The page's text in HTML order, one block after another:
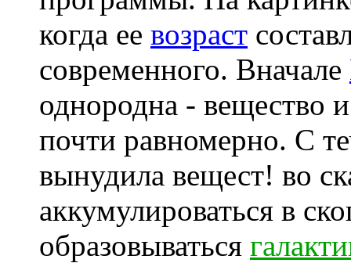
когда ее возраст
современного. Вначале
однородна - вещество
почти равномерно. С
вынудила вещест! во
аккумулироваться в
образовываться